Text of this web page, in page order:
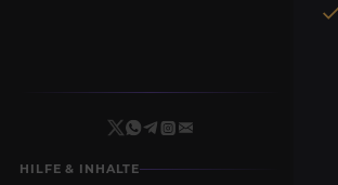
HILFE & INHALTE